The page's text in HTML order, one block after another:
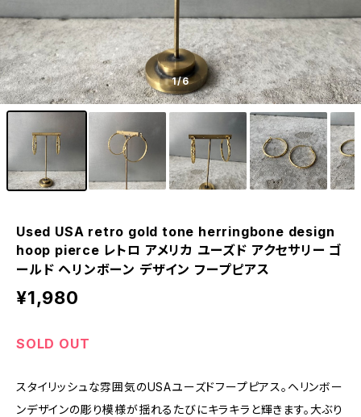
1/6
Used USA retro gold tone herringbone design
hoop pierce レトロ アメリカ ユーズド アクセサリー ゴ
ールド ヘリンボーン デザイン フープピアス
¥1,980
SOLD OUT
スタイリッシュな雰囲気のUSAユーズドフープピアス。ヘリンボー
ンデザインの彫り模様が揺れるたびにキラキラと輝きます。大ぶり